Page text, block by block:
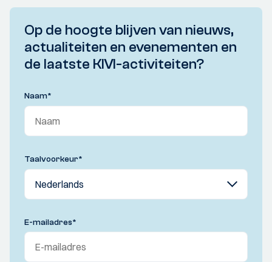
Op de hoogte blijven van nieuws,
actualiteiten en evenementen en
de laatste KIVI-activiteiten?
Naam*
Taalvoorkeur*
E-mailadres*